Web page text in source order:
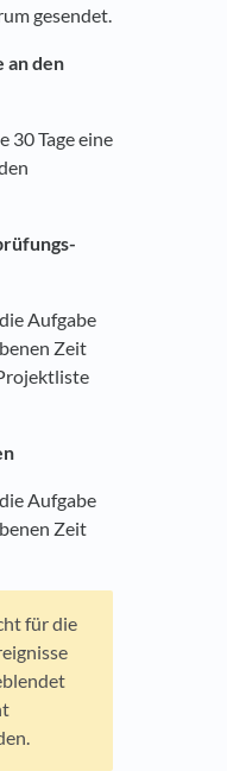
gesendet.
an den
30 Tage eine
Aufgabe
Zeit
Aufgabe
Zeit
für die